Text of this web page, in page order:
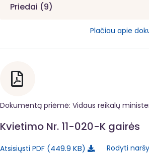
Priedai (9)
Plačiau apie
Dokumentą priėmė: Vidaus reikalų
Kvietimo Nr. 11-020-K gairės
Atsisiųsti PDF 449.9 KB Rodyti